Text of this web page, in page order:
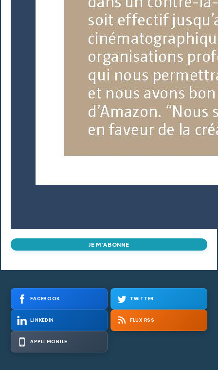
JE M'ABONNE
FACEBOOK TWITTER
LINKEDIN FLUX RSS
APPLI MOBILE